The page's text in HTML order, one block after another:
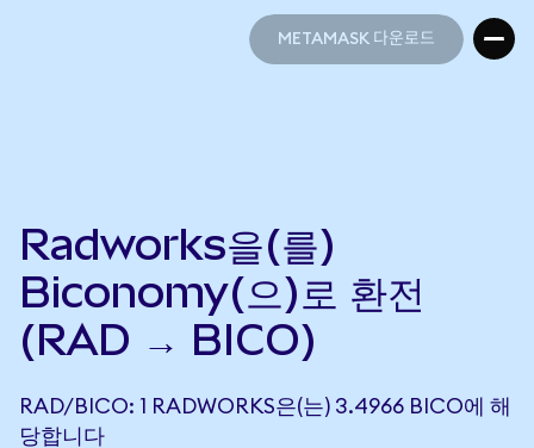
METAMASK 다운로드
Radworks을(를)
Biconomy(으)로 환전
(RAD → BICO)
RAD/BICO: 1 RADWORKS은(는) 3.4966 BICO에 해
당합니다